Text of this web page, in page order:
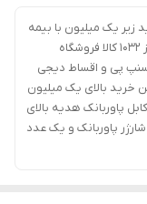
یک میلیون با بیمه
محصول امکان تحویل حضوری با تنوع بیش از 1032 کالا فروشگاه
پی و اقساط دیجی
خرید بالای یک میلیون
پاوربانک هدیه بالای
پاوربانک و یک عدد